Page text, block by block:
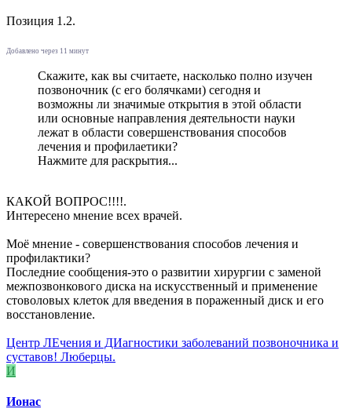
Позиция 1.2.
Добавлено через 11 минут
Скажите, как вы считаете, насколько полно изучен
позвоночник (с его болячками) сегодня и
возможны ли значимые открытия в этой области
или основные направления деятельности науки
лежат в области совершенствования способов
лечения и профилаетики?
Нажмите для раскрытия...
КАКОЙ ВОПРОС!!!!.
Интересено мнение всех врачей.
Моё мнение - совершенствования способов лечения и
профилактики?
Последние сообщения-это о развитии хирургии с заменой
межпозвонкового диска на искусственный и применение
стоволовых клеток для введения в пораженный диск и его
восстановление.
Центр ЛЕчения и ДИагностики заболеваний позвоночника и
суставов! Люберцы.
И
Ионас